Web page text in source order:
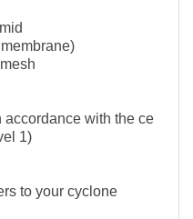
with the ce
1)
to your cyclone